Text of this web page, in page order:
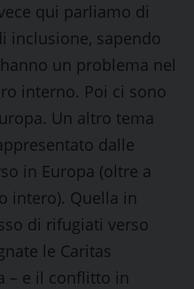
qui parliamo di
inclusione, sapendo
un problema nel
interno. Poi ci sono
Un altro tema
dalle
in Europa (oltre a
intero). Quella in
di rifugiati verso
le Caritas
– e il conflitto in